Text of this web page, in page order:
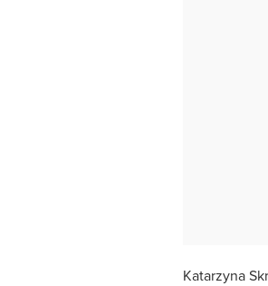
Katarzyna